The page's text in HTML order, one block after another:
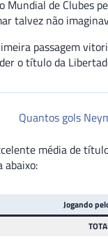
Mundial de Clubes
talvez não
passagem
o título da
Quantos gols
média de
abaixo:
Jogando